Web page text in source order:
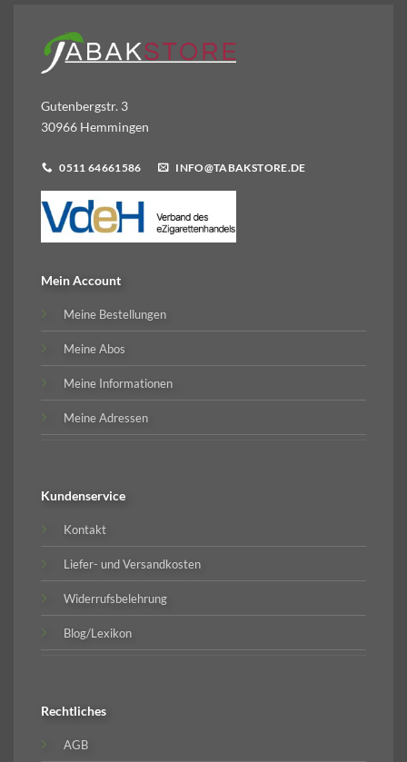
Gutenbergstr. 3
30966 Hemmingen
0511 64661586 INFO@TABAKSTORE.DE
Mein Account
Meine Bestellungen
Meine Abos
Meine Informationen
Meine Adressen
Kundenservice
Kontakt
Liefer- und Versandkosten
Widerrufsbelehrung
Blog/Lexikon
Rechtliches
AGB